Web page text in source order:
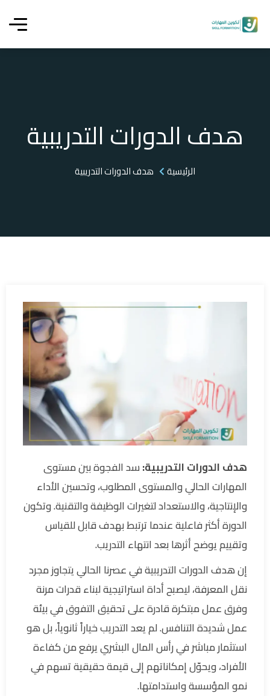
هدف الدورات التدريبية
الرئيسية هدف الدورات التدريبية
هدف الدورات التدريبية:سد الفجوة بين مستوى
المهارات الحالي والمستوى المطلوب، وتحسين الأداء
والإنتاجية، والاستعداد لتغيرات الوظيفة والتقنية. وتكون
الدورة أكثر فاعلية عندما ترتبط بهدف قابل للقياس
وتقييم يوضح أثرها بعد انتهاء التدريب.
إن هدف الدورات التدريبية في عصرنا الحالي يتجاوز مجرد
نقل المعرفة، ليصبح أداة استراتيجية لبناء قدرات مرنة
وفرق عمل مبتكرة قادرة على تحقيق التفوق في بيئة
عمل شديدة التنافس. لم يعد التدريب خياراً ثانوياً، بل هو
استثمار مباشر في رأس المال البشري يرفع من كفاءة
الأفراد، ويحوّل إمكاناتهم إلى قيمة حقيقية تسهم في
نمو المؤسسة واستدامتها.